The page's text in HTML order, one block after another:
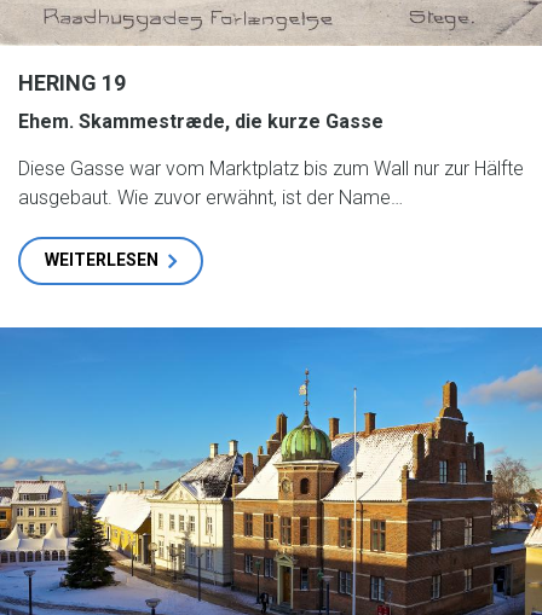
HERING 19
Ehem. Skammestræde, die kurze Gasse
Diese Gasse war vom Marktplatz bis zum Wall nur zur Hälfte
ausgebaut. Wie zuvor erwähnt, ist der Name…
WEITERLESEN